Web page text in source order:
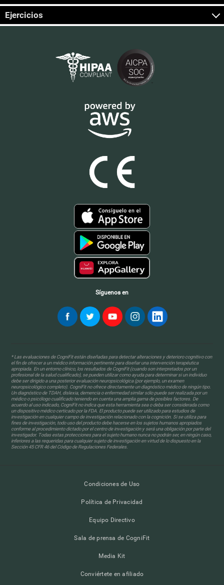
Ejercicios
Síguenos en
* Las evaluaciones de CogniFit están diseñadas para detectar alteraciones y deterioro cognitivo con
el fin de ofrecer a un médico información pertinente para diseñar una intervención terapéutica
apropiada. En un entorno clínico, los resultados de CogniFit (cuando son interpretados por un
profesional de la salud cualificado), se pueden utilizar como ayuda para determinar si un individuo
debe ser dirigido a una posterior evaluación neuropsicológica (por ejemplo, un examen
neuropsicológico completo). CogniFit no ofrece directamente un diagnóstico médico de ningún tipo.
Un diagnóstico de TDAH, dislexia, demencia o enfermedad similar sólo puede ser realizada por un
médico o psicólogo cualificado teniendo en cuenta una amplia gama de posibles factores. De
acuerdo al uso indicado, CogniFit no indica que esta herramienta sea o deba ser considerada como
un dispositivo médico certicado por la FDA. El producto puede ser utilizado para estudios de
investigación en cualquier campo de investigación relacionado con la cognición. Si se utiliza para
fines de investigación, todo uso del producto debe hacerse en los sujetos humanos apropiados
conforme al procedimiento dictado por el centro de investigación y será una obligación por parte del
investigador. Todas estas protecciones para el sujeto humano nunca no podrán ser, en ningún caso,
inferiores a las requeridas para cualquier sujeto de investigación en virtud de lo dispuesto en la
Sección 45 CFR 46 del Código de Regulaciones Federales.
Condiciones de Uso
Política de Privacidad
Equipo Directivo
Sala de prensa de CogniFit
Media Kit
Conviértete en afiliado